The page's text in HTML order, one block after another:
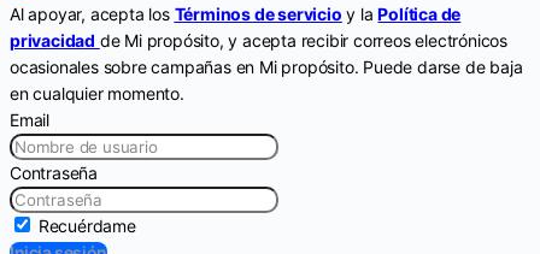
Al apoyar, acepta los Términos de servicio y laPolítica de
privacidad de Mi propósito, y acepta recibir correos electrónicos
ocasionales sobre campañas en Mi propósito. Puede darse de baja
en cualquier momento.
Email
Contraseña
Recuérdame